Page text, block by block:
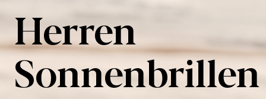
Herren
Sonnenbrillen